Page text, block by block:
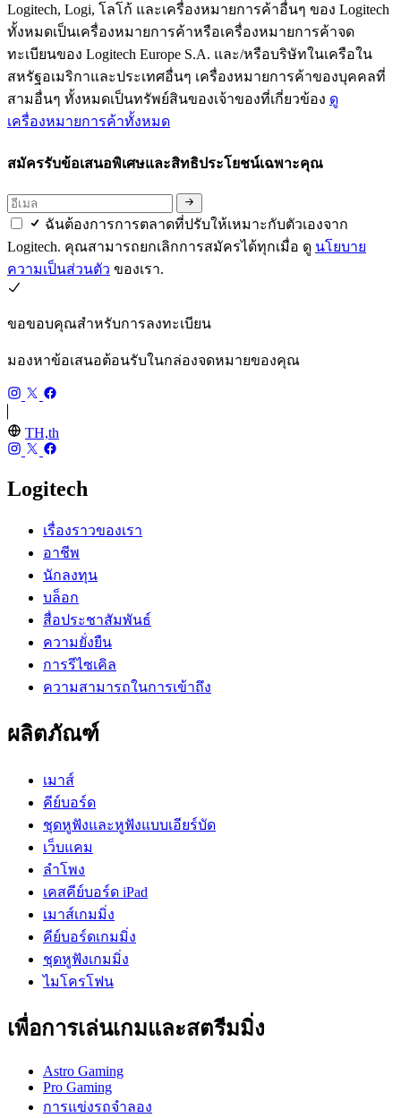
Logitech, Logi, โลโก้ และเครื่องหมายการค้าอื่นๆ ของ Logitech
ทั้งหมดเป็นเครื่องหมายการค้าหรือเครื่องหมายการค้าจด
ทะเบียนของ Logitech Europe S.A. และ/หรือบริษัทในเครือใน
สหรัฐอเมริกาและประเทศอื่นๆ เครื่องหมายการค้าของบุคคลที่
สามอื่นๆ ทั้งหมดเป็นทรัพย์สินของเจ้าของที่เกี่ยวข้อง ดู
เครื่องหมายการค้าทั้งหมด
สมัครรับข้อเสนอพิเศษและสิทธิประโยชน์เฉพาะคุณ
ฉันต้องการการตลาดที่ปรับให้เหมาะกับตัวเองจาก
Logitech. คุณสามารถยกเลิกการสมัครได้ทุกเมื่อ ดู นโยบาย
ความเป็นส่วนตัว ของเรา.
ขอขอบคุณสำหรับการลงทะเบียน
มองหาข้อเสนอต้อนรับในกล่องจดหมายของคุณ
TH,th
Logitech
เรื่องราวของเรา
อาชีพ
นักลงทุน
บล็อก
สื่อประชาสัมพันธ์
ความยั่งยืน
การรีไซเคิล
ความสามารถในการเข้าถึง
ผลิตภัณฑ์
เมาส์
คีย์บอร์ด
ชุดหูฟังและหูฟังแบบเอียร์บัด
เว็บแคม
ลำโพง
เคสคีย์บอร์ด iPad
เมาส์เกมมิ่ง
คีย์บอร์ดเกมมิ่ง
ชุดหูฟังเกมมิ่ง
ไมโครโฟน
เพื่อการเล่นเกมและสตรีมมิ่ง
Astro Gaming
Pro Gaming
การแข่งรถจำลอง